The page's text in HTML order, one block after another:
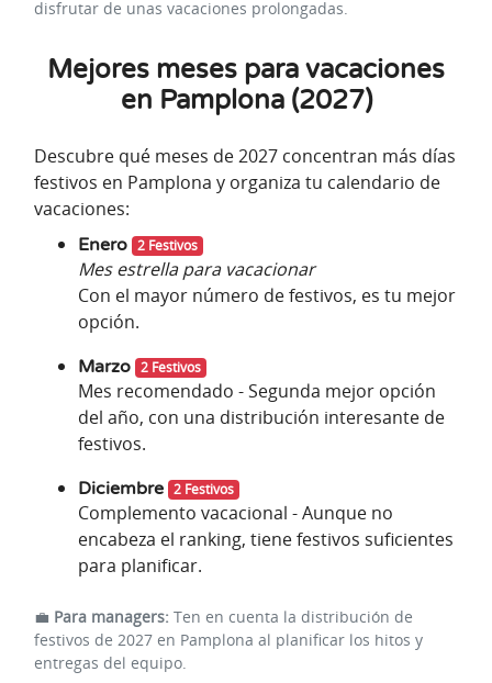
disfrutar de unas vacaciones prolongadas.
Mejores meses para vacaciones
en Pamplona (2027)
Descubre qué meses de 2027 concentran más días
festivos en Pamplona y organiza tu calendario de
vacaciones:
Enero 2 Festivos
Mes estrella para vacacionar
Con el mayor número de festivos, es tu mejor
opción.
Marzo 2 Festivos
Mes recomendado - Segunda mejor opción
del año, con una distribución interesante de
festivos.
Diciembre 2 Festivos
Complemento vacacional - Aunque no
encabeza el ranking, tiene festivos suficientes
para planificar.
💼 Para managers: Ten en cuenta la distribución de
festivos de 2027 en Pamplona al planificar los hitos y
entregas del equipo.